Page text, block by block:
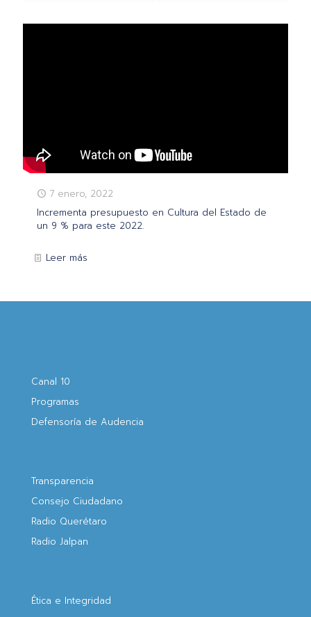
7 enero, 2022
Incrementa presupuesto en Cultura del Estado de
un 9 % para este 2022.
Leer más
Canal 10
Programas
Defensoría de Audencia
Transparencia
Consejo Ciudadano
Radio Querétaro
Radio Jalpan
Ética e Integridad